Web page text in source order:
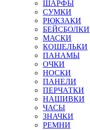
ШАРФЫ
СУМКИ
РЮКЗАКИ
БЕЙСБОЛКИ
МАСКИ
КОШЕЛЬКИ
ПАНАМЫ
ОЧКИ
НОСКИ
ПАНЕЛИ
ПЕРЧАТКИ
НАШИВКИ
ЧАСЫ
ЗНАЧКИ
РЕМНИ